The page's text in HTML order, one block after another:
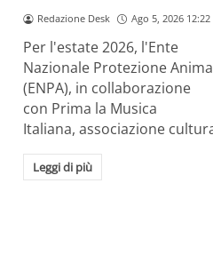
Redazione Desk Ago 5, 2026 12:22
Per l'estate 2026, l'Ente
Nazionale Protezione
(ENPA), in collaborazione
con Prima la Musica
Italiana, associazione
Leggi di più